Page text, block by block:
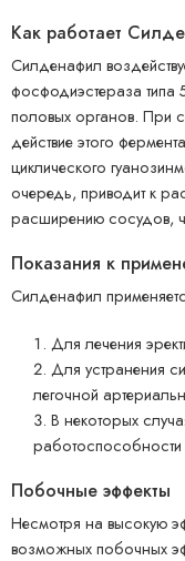
Как работает
Силденафил
фосфодиэстераза
половых органов. При
действие этого
циклического
очередь, приводит к
расширению сосудов,
Показания к
Силденафил
Для лечения
Для устранения
легочной
В некоторых
работоспособности
Побочные эффекты
Несмотря на высокую
возможных побочных